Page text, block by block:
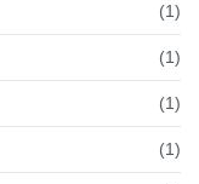
(1)
(1)
(1)
(1)